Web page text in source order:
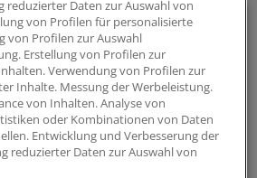
Menschen, beeindruckende
Kolleginnen und Kollegen, die etwas
diesem Newsletter erzählen wir
aus dem (Arbeits-)Leben.
reduzierter Daten zur Auswahl von
von Profilen für personalisierte
von Profilen zur Auswahl
Erstellung von Profilen zur
Verwendung von Profilen zur
Inhalte. Messung der Werbeleistung.
von Inhalten. Analyse von
oder Kombinationen von Daten
Entwicklung und Verbesserung der
reduzierter Daten zur Auswahl von